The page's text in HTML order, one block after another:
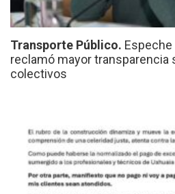
Transporte Público. Espeche
reclamó mayor transparencia
colectivos